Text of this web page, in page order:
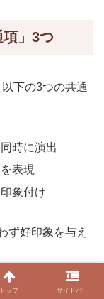
」3つ
下の3つの共通
時に演出
表現
象付け
ず好印象を与え
トップ サイドバー